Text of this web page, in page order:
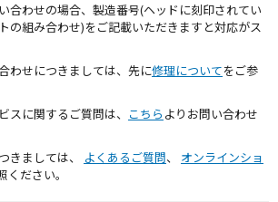
合わせの場合、製造番号(ヘッドに刻印されてい
の組み合わせ)をご記載いただきますと対応がス
わせにつきましては、先に修理についてをご参
スに関するご質問は、 こちら よりお問い合わせ
きましては、
よくあるご質問、 オンラインショ
ださい。